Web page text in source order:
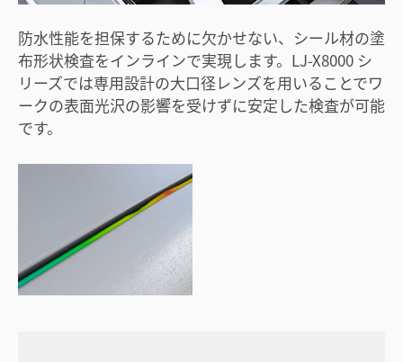
防水性能を担保するために欠かせない、シール材の塗
布形状検査をインラインで実現します。LJ-X8000 シ
リーズでは専用設計の大口径レンズを用いることでワ
ークの表面光沢の影響を受けずに安定した検査が可能
です。